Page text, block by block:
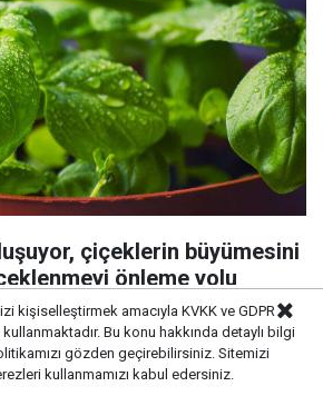
çiçeklerin büyümesini
önleme yolu
kişiselleştirmek amacıyla KVKK ve GDPR
Bu konu hakkında detaylı bilgi
gözden geçirebilirsiniz. Sitemizi
kullanmamızı kabul edersiniz.